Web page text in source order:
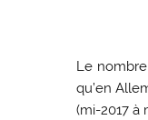
Le
qu’en
(mi-2017 à